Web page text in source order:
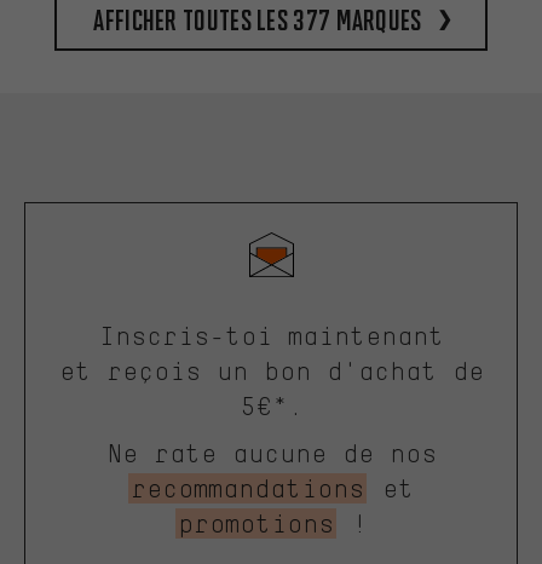
Afficher toutes les 377 marques
Inscris-toi maintenant
et reçois un bon d'achat de
5€*.
Ne rate aucune de nos
recommandations
et
promotions
!